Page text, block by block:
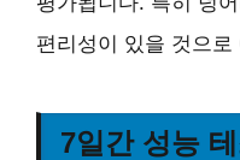
편리성이 있을 것으로
7일간 성능